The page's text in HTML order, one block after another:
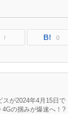
! B! 0
スが2024年4月15日で
4Gの掴みが爆速へ！?